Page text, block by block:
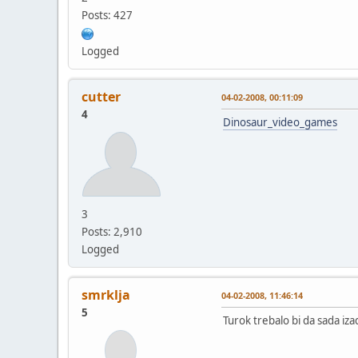
Posts: 427
Logged
cutter
4
3
Posts: 2,910
Logged
04-02-2008, 00:11:09
Dinosaur_video_games
smrklja
5
04-02-2008, 11:46:14
Turok trebalo bi da sada